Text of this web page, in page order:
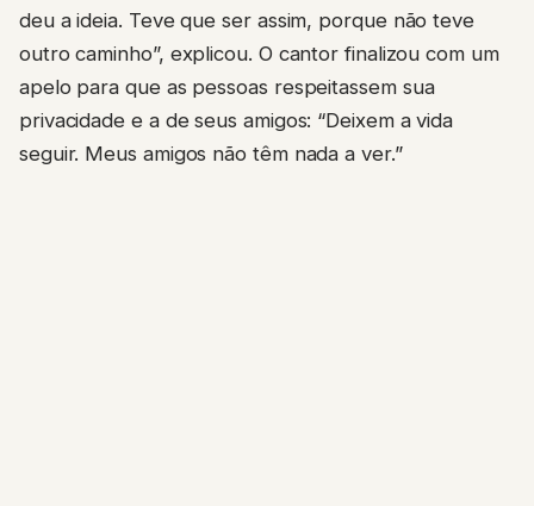
deu a ideia. Teve que ser assim, porque não teve
outro caminho”, explicou. O cantor finalizou com um
apelo para que as pessoas respeitassem sua
privacidade e a de seus amigos: “Deixem a vida
seguir. Meus amigos não têm nada a ver.”